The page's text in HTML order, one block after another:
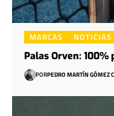
MARCAS NOTICIAS
Palas Orven: 100%
PORPEDRO MARTÍN GÓMEZ